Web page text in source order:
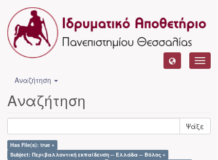
Αναζήτηση
Αναζήτηση
Ψάξε
Has File(s): true ×
Subject: Περιβαλλοντική εκπαίδευση -- Ελλάδα -- Βόλος ×